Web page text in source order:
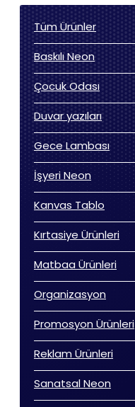
Tüm Ürünler
Baskılı Neon
Çocuk Odası
Duvar yazıları
Gece Lambası
İşyeri Neon
Kanvas Tablo
Kırtasiye Ürünleri
Matbaa Ürünleri
Organizasyon
Promosyon Ürünleri
Reklam Ürünleri
Sanatsal Neon